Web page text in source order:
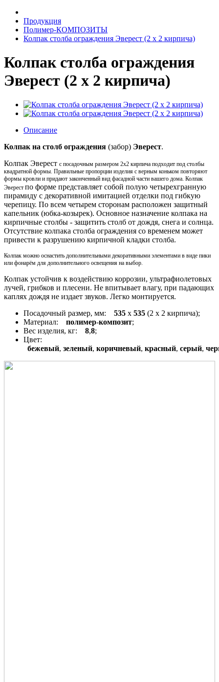
Продукция
Полимер-КОМПОЗИТЫ
Колпак столба ограждения Эверест (2 x 2 кирпича)
Колпак столба ограждения
Эверест (2 x 2 кирпича)
Описание
Колпак на столб ограждения (забор) Эверест.
Колпак Эверест с посадочным размером 2х2 кирпича подходит под столбы
квадратной формы. Правильные пропорции изделия с верным коньком повторяют
формы кровли и придают законченный вид фасадной части вашего дома. Колпак
Эверест по форме представляет собой полую четырехгранную
пирамиду с декоративной имитацией отделки под гибкую
черепицу. По всем четырем сторонам расположен защитный
капельник (юбка-козырек). Основное назначение колпака на
кирпичные столбы - защитить столб от дождя, снега и солнца.
Отсутствие колпака столба ограждения со временем может
привести к разрушению кирпичной кладки столба.
Колпак можно оснастить дополнительными декоративными элементами в виде пики
или фонарём для дополнительного освещения на выбор.
Колпак устойчив к воздействию коррозии, ультрафиолетовых
лучей, грибков и плесени. Не впитывает влагу, при падающих
каплях дождя не издает звуков. Легко монтируется.
Посадочный размер, мм: 535 x 535 (2 x 2 кирпича);
Материал: полимер-композит;
Вес изделия, кг: 8,8;
Цвет:
бежевый, зеленый, коричневый, красный, серый,